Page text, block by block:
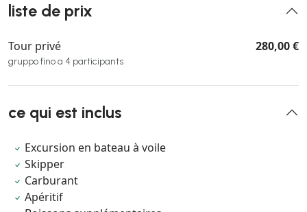
liste de prix
Tour privé
gruppo fino a 4 participants
280,00 €
ce qui est inclus
Excursion en bateau à voile
Skipper
Carburant
Apéritif